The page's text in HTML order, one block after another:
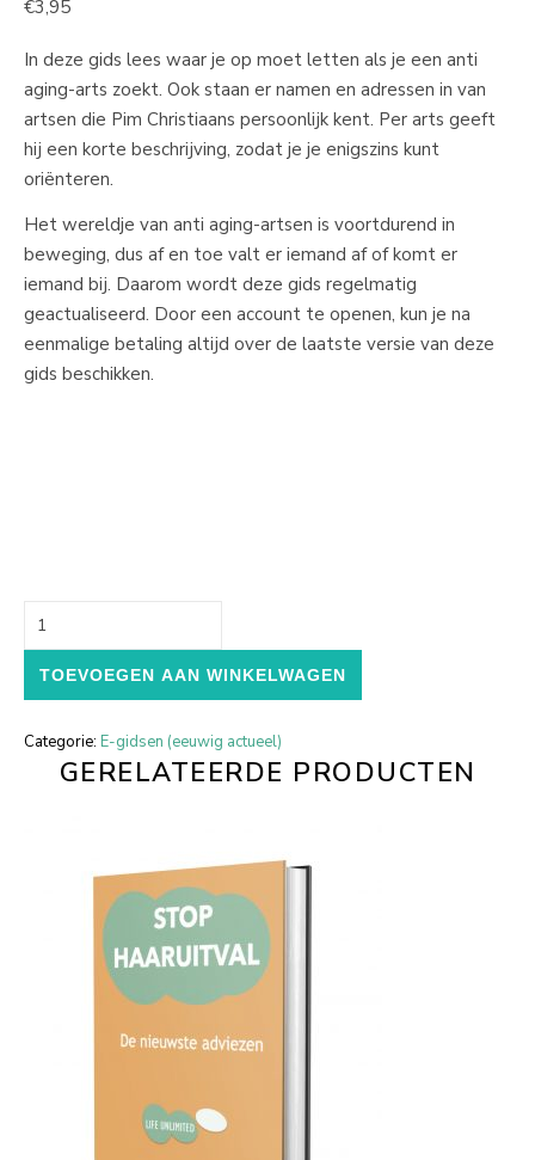
€3,95
In deze gids lees waar je op moet letten als je een anti
aging-arts zoekt. Ook staan er namen en adressen in van
artsen die Pim Christiaans persoonlijk kent. Per arts geeft
hij een korte beschrijving, zodat je je enigszins kunt
oriënteren.
Het wereldje van anti aging-artsen is voortdurend in
beweging, dus af en toe valt er iemand af of komt er
iemand bij. Daarom wordt deze gids regelmatig
geactualiseerd. Door een account te openen, kun je na
eenmalige betaling altijd over de laatste versie van deze
gids beschikken.
TOEVOEGEN AAN WINKELWAGEN
Categorie: E-gidsen (eeuwig actueel)
GERELATEERDE PRODUCTEN